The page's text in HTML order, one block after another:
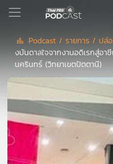
Podcast
ย์
ลิ
สต์
แนะนำ
Podcast / รายการ / ปล่
งบันดาลใจจากงานอดิเรกสู่อา
นครินทร์ (วิทยาเขตปัตตานี)